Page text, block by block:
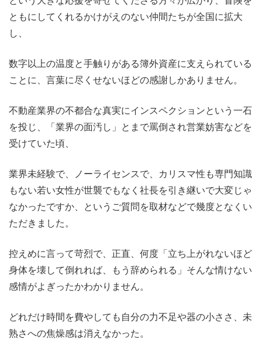
ともにしてくれるかけがえのない仲間たちが全国に拡大
し、
数字以上の温度と手触りがある簿外資産に支えられている
ことに、言葉に尽くせないほどの感謝しかありません。
不動産業界の不都合な真実にインスペクションという一石
を投じ、「業界の面汚し」とまで罵倒され営業妨害などを
受けていた頃、
業界未経験で、ノーライセンスで、カリスマ性も専門知識
もない若い女性が世襲でもなく社長を引き継いで大変じゃ
なかったですか、というご質問を取材などで幾度となくい
ただきました。
控えめに言って苛烈で、正直、何度「立ち上がれないほど
身体を壊して倒れれば、もう辞められる」そんな情けない
感情がよぎったかわかりません。
どれだけ時間を費やしても自分の力不足や器の小ささ、未
熟さへの焦燥感は消えなかった。